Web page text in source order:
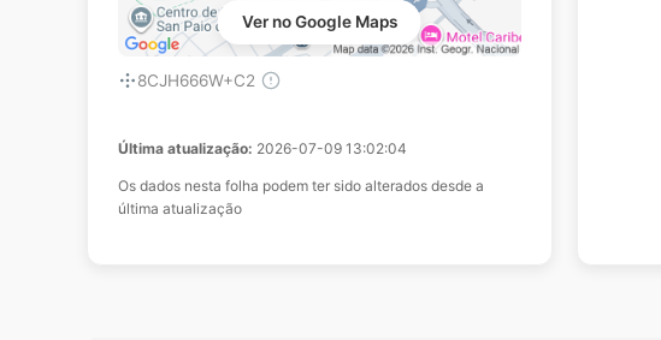
Ver no Google Maps
8CJH666W+C2
Última atualização: 2026-07-09 13:02:04
Os dados nesta folha podem ter sido alterados desde a
última atualização